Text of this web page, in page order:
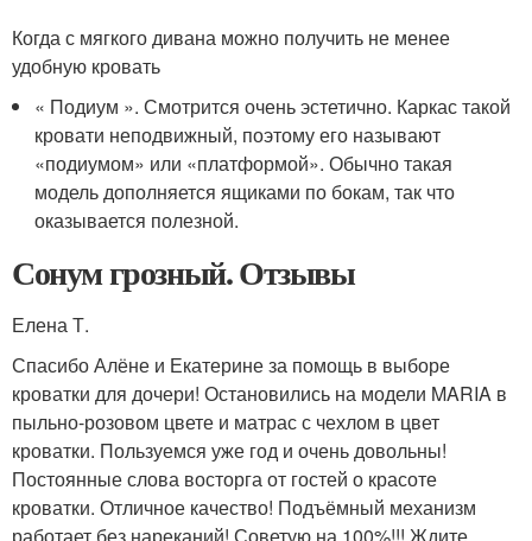
Когда с мягкого дивана можно получить не менее
удобную кровать
« Подиум ». Смотрится очень эстетично. Каркас такой
кровати неподвижный, поэтому его называют
«подиумом» или «платформой». Обычно такая
модель дополняется ящиками по бокам, так что
оказывается полезной.
Сонум грозный. Отзывы
Елена Т.
Спасибо Алёне и Екатерине за помощь в выборе
кроватки для дочери! Остановились на модели MARIA в
пыльно-розовом цвете и матрас с чехлом в цвет
кроватки. Пользуемся уже год и очень довольны!
Постоянные слова восторга от гостей о красоте
кроватки. Отличное качество! Подъёмный механизм
работает без нареканий! Советую на 100%!!! Ждите